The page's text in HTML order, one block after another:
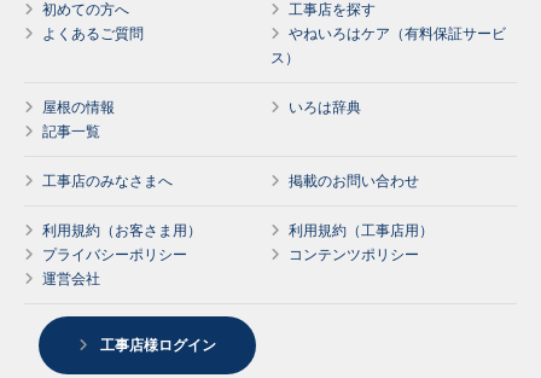
初めての方へ
工事店を探す
よくあるご質問
やねいろはケア（有料保証サービ
ス）
屋根の情報
いろは辞典
記事一覧
工事店のみなさまへ 掲載のお問い合わせ
利用規約（お客さま用）
利用規約（工事店用）
プライバシーポリシー
コンテンツポリシー
運営会社
工事店様ログイン